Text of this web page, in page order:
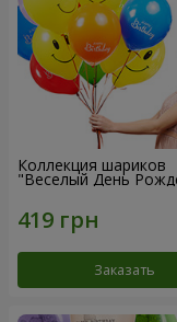
Коллекция шариков
"Веселый День
Заказать